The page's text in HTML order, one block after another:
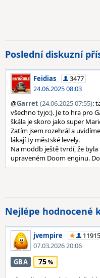
Poslední diskuzní
Feidias
3477
24.06.2025 08:03
@Garret(24.06.2025 07:55):
všechno tyjo:). Je to hra pro
škála je skoro jako super
Zatím jsem rozehrál a
lákají ty městské levely.
Na moddb ještě tvrdí, že
upraveném Doom enginu.
Nejlépe hodnocené
jvempire
11915
07.03.2026 20:06
GBA 75